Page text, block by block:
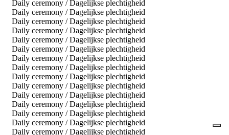
Daily ceremony / Dagelijkse plechtigheid
Daily ceremony / Dagelijkse plechtigheid
Daily ceremony / Dagelijkse plechtigheid
Daily ceremony / Dagelijkse plechtigheid
Daily ceremony / Dagelijkse plechtigheid
Daily ceremony / Dagelijkse plechtigheid
Daily ceremony / Dagelijkse plechtigheid
Daily ceremony / Dagelijkse plechtigheid
Daily ceremony / Dagelijkse plechtigheid
Daily ceremony / Dagelijkse plechtigheid
Daily ceremony / Dagelijkse plechtigheid
Daily ceremony / Dagelijkse plechtigheid
Daily ceremony / Dagelijkse plechtigheid
Daily ceremony / Dagelijkse plechtigheid
Daily ceremony / Dagelijkse plechtigheid